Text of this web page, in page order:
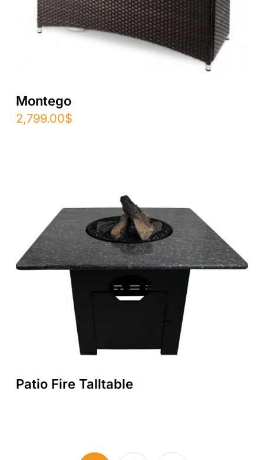
Montego
2,799.00$
Patio Fire Talltable